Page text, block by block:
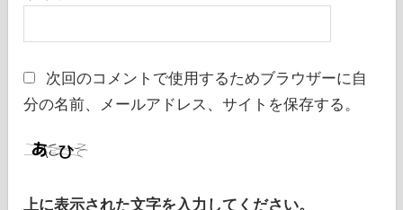
サイト
次回のコメントで使用するためブラウザーに自